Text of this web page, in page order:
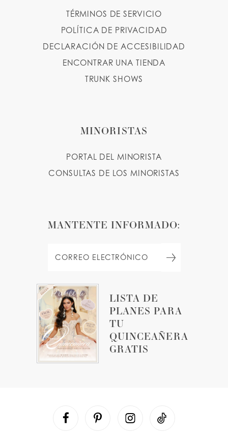
LISTA DE
PLANES PARA
TU
QUINCEAÑERA
GRATIS
TÉRMINOS DE SERVICIO
POLÍTICA DE PRIVACIDAD
DECLARACIÓN DE ACCESIBILIDAD
ENCONTRAR UNA TIENDA
TRUNK SHOWS
MINORISTAS
PORTAL DEL MINORISTA
CONSULTAS DE LOS MINORISTAS
MANTENTE INFORMADO: